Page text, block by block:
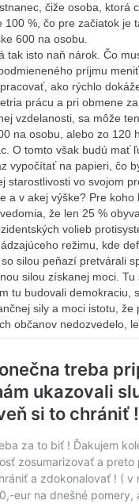
čiže osoba, ktorá
100 %, čo pre začiatok
600 na osobu.
tak isto naň nárok. Čo
príjmu
ako rýchlo
prácu a pri obmene
vzdelanosti, sa môže
na osobu, alebo zo
O tomto však budú mať
vypočítať na papieri, čo
starostlivosti vo svojom
a v akej výške? Pre koho
že len 25 %
volieb
režimu, kde
silou peňazí pretvárali
silou získanej moci.
tu budovali demokraciu,
sily a moci istotu,
občanov nedozvedelo,